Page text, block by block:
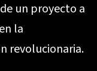
un proyecto a
la
revolucionaria.